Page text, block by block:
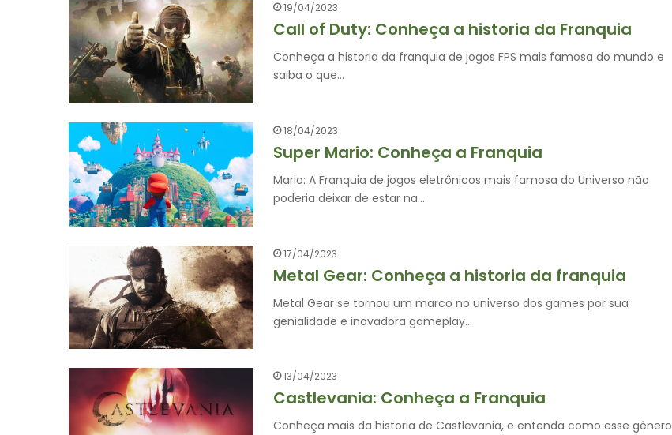
19/04/2023
Call of Duty: Conheça a historia da Franquia
Conheça a historia da franquia de jogos FPS mais famosa do mundo e
saiba o que…
18/04/2023
Super Mario: Conheça a Franquia
Mario: A Franquia de jogos eletrônicos mais famosa do Universo não
poderia deixar de estar na…
17/04/2023
Metal Gear: Conheça a historia da franquia
Metal Gear se tornou um marco no universo dos games por sua
genialidade e inovadora gameplay…
13/04/2023
Castlevania: Conheça a Franquia
Conheça mais da historia de Castlevania, e entenda como esse gênero